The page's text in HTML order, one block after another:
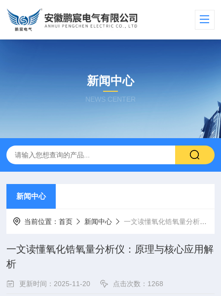
新闻中心
NEWS CENTER
新闻中心
当前位置：首页 新闻中心 一文读懂氧化锆氧量分析仪：原理与核心应用解析
一文读懂氧化锆氧量分析仪：原理与核心应用解
析
更新时间：2025-11-20 点击次数：1268